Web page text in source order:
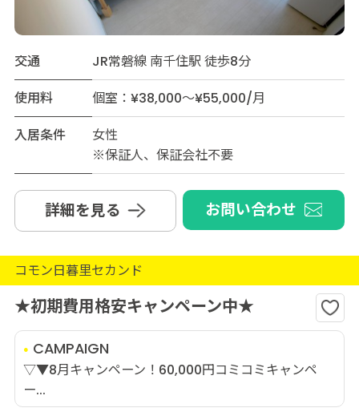
交通
JR常磐線 南千住駅 徒歩8分
使用料
個室：¥38,000～¥55,000/月
入居条件
女性
※保証人、保証会社不要
詳細を見る お問い合わせ
コモン日暮里セカンド
★初期費用格安キャンペーン中★
CAMPAIGN
▽▼8月キャンペーン！60,000円コミコミキャンペ
ー...